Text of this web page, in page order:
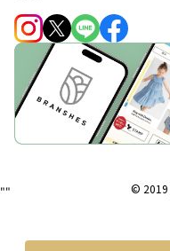
© 2019
""